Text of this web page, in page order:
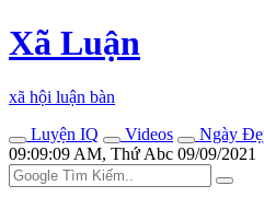
Xã Luận
xã hội luận bàn
Luyện IQ
Videos
Ngày
09:09:09 AM, Thứ Abc 09/09/2021